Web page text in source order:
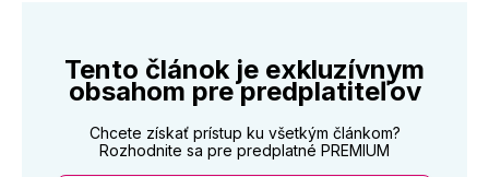
Tento článok je exkluzívnym
obsahom pre predplatiteľov
Chcete získať prístup ku všetkým článkom?
Rozhodnite sa pre predplatné PREMIUM